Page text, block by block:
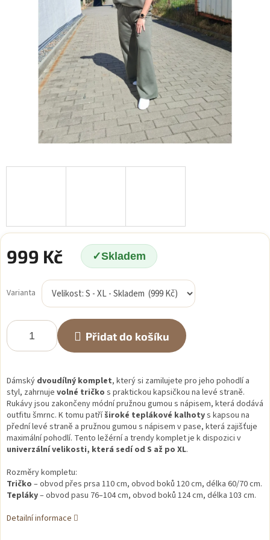
999 Kč Skladem
cena:
Varianta
Přidat do košíku
Dámský dvoudílný komplet, který si zamilujete pro jeho pohodlí a
styl, zahrnuje volné tričko s praktickou kapsičkou na levé straně.
Rukávy jsou zakončeny módní pružnou gumou s nápisem, která dodává
outfitu šmrnc. K tomu patříširoké teplákové kalhotys kapsou na
přední levé straně a pružnou gumou s nápisem v pase, která zajišťuje
maximální pohodlí. Tento ležérní a trendy komplet je k dispozici v
univerzální velikosti, která sedí od S až po XL.
Rozměry kompletu:
Tričko – obvod přes prsa 110 cm, obvod boků 120 cm, délka 60/70 cm.
Tepláky– obvod pasu 76–104 cm, obvod boků 124 cm, délka 103 cm.
Detailní informace